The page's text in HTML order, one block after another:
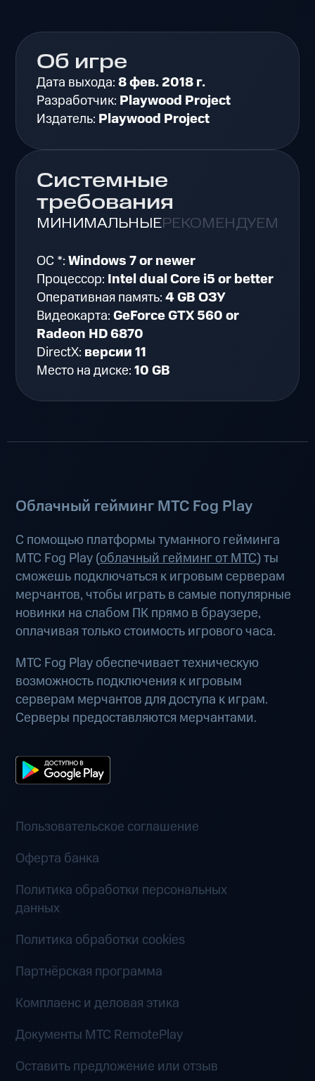
Об игре
Дата выхода:8 фев. 2018 г.
Разработчик: Playwood Project
Издатель: Playwood Project
Системные
требования
МИНИМАЛЬНЫЕРЕКОМЕНДУЕМЫЕ
ОС *:Windows 7 or newer
Процессор: Intel dual Core i5 or better
Оперативная память:4 GB ОЗУ
Видеокарта:GeForce GTX 560 or
Radeon HD 6870
DirectX: версии 11
Место на диске:10 GB
Облачный гейминг МТС Fog Play
С помощью платформы туманного гейминга
МТС Fog Play (облачный гейминг от МТС) ты
сможешь подключаться к игровым серверам
мерчантов, чтобы играть в самые популярные
новинки на слабом ПК прямо в браузере,
оплачивая только стоимость игрового часа.
МТС Fog Play обеспечивает техническую
возможность подключения к игровым
серверам мерчантов для доступа к играм.
Серверы предоставляются мерчантами.
Пользовательское соглашение
Оферта банка
Политика обработки персональных
данных
Политика обработки cookies
Партнёрская программа
Комплаенс и деловая этика
Документы MTC RemotePlay
Оставить предложение или отзыв